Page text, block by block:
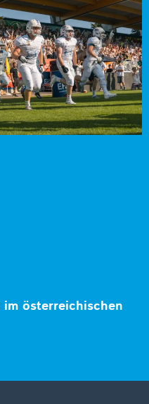
im österreichischen